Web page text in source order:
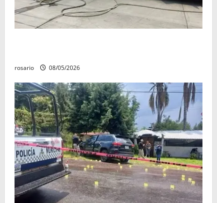
rosario 08/05/2026